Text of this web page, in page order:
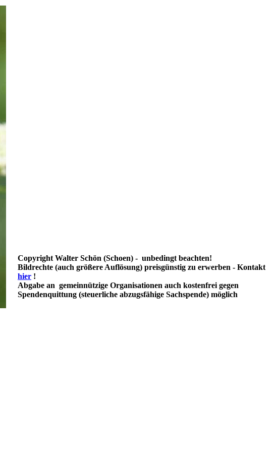
Copyright Walter Schön (Schoen) - unbedingt beachten!
Bildrechte (auch größere Auflösung) preisgünstig zu erwerben - Kontakt
hier !
Abgabe an gemeinnützige Organisationen auch kostenfrei gegen
Spendenquittung (steuerliche abzugsfähige Sachspende) möglich